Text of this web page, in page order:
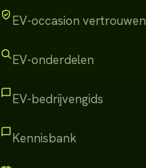
EV-occasion vertrouwen
EV-onderdelen
EV-bedrijvengids
Kennisbank